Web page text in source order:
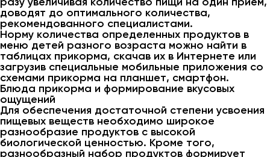
доводят до оптимального количества,
рекомендованного специалистами.
Норму количества определенных продуктов в
меню детей разного возраста можно найти в
таблицах прикорма, скачав их в Интернете или
загрузив специальные мобильные приложения со
схемами прикорма на планшет, смартфон.
Блюда прикорма и формирование вкусовых
ощущений
Для обеспечения достаточной степени усвоения
пищевых веществ необходимо широкое
разнообразие продуктов с высокой
биологической ценностью. Кроме того,
разнообразный набор продуктов формирует